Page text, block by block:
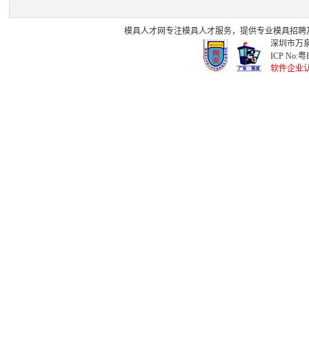
模具人才网专注模具人才服务，提供专业模具招聘
深圳市万
ICP No:粤
软件企业